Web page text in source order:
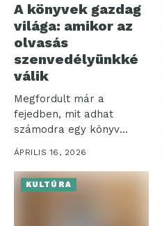
A könyvek gazdag
világa: amikor az
olvasás
szenvedélyünkké
válik
Megfordult már a
fejedben, mit adhat
számodra egy könyv
elolvasása? A
könyvekből...
ÁPRILIS 16, 2026
KULTÚRA